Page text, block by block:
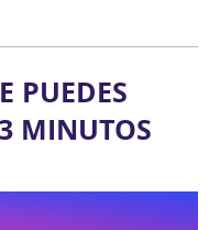
PUEDES
MINUTOS